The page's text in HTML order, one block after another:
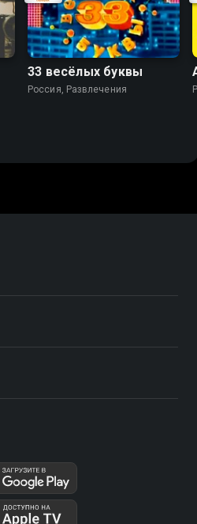
33 весёлых буквы
Россия, Развлечения